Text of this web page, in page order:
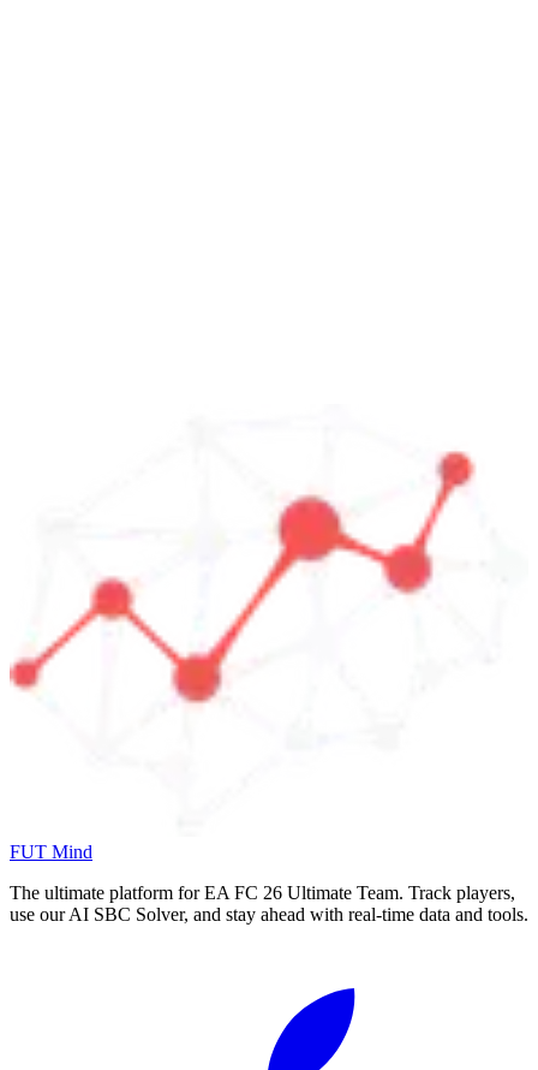
FUT Mind
The ultimate platform for EA FC 26 Ultimate Team. Track players,
use our AI SBC Solver, and stay ahead with real-time data and tools.